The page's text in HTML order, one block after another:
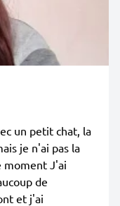
un petit chat, la
je n'ai pas la
moment J'ai
de
et j'ai